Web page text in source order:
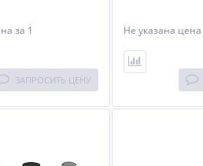
за 1
ЗАПРОСИТЬ ЦЕНУ
Не указана цена